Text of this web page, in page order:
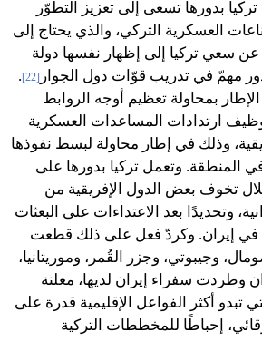
تركيا بدورها تسعى إلى تعزيز التطوّر
العسكرية التركي، والذي يحتاج إلى
عن سعي تركيا إلى إظهار نفسها دولة
مهمّ في تدريب قوّات دول الجوار [22]
.
بمحاولة تعظيم أوجه الروابط
ارتدادات المساعدات العسكرية
وذلك في إطار محاولة لبسط نفوذها
المنطقة. وتعمل تركيا بدورها على
تخوف بعض الدول الإفريقية من
وتحديدًا بعد الاعتداءات على البعثات
في إيران. وكردّ فعل على ذلك قطعت
وجيبوتي، وجزر القُمر، وموريتانيا،
وطردت سفراء إيران لديها، معلنة
تبدو أكثر الفواعل الإقليمية قدرة على
إحباطًا للمخططات التركية